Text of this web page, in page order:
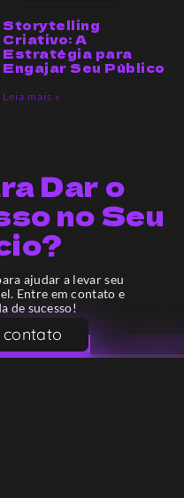
Storytelling
Criativo: A
Estratégia para
Engajar Seu Público
Leia mais »
Dar o
no Seu
ajudar a levar seu
Entre em contato e
de sucesso!
contato